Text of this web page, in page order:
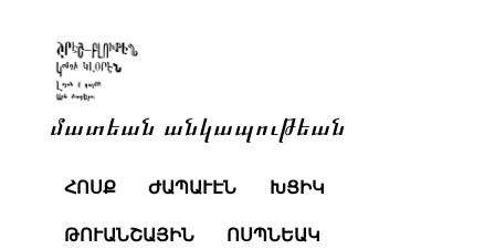
մատեան անկապութեան
ՀՈՍՔ ԺԱՊԱՒԷՆ ԽՑԻԿ
ԹՈՒԱՆՇԱՅԻՆ ՈՍՊՆԵԱԿ